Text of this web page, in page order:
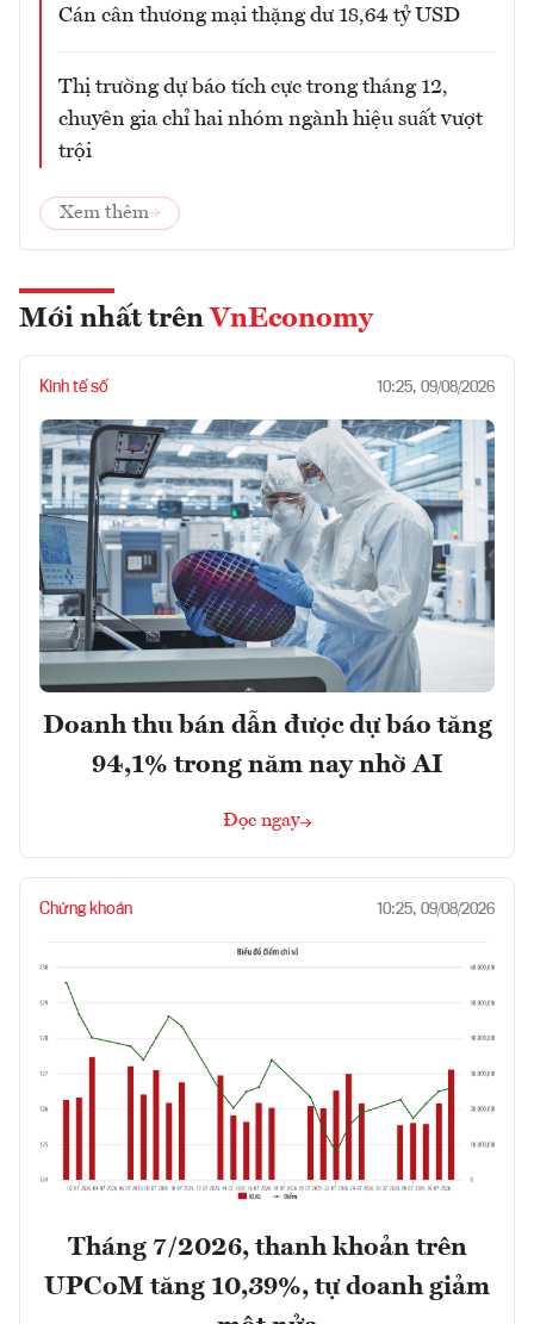
Cán cân thương mại thặng dư 18,64 tỷ USD
Thị trường dự báo tích cực trong tháng 12,
chuyên gia chỉ hai nhóm ngành hiệu suất vượt
trội
Xem thêm
Mới nhất trên VnEconomy
Kinh tế số 10:25, 09/08/2026
Doanh thu bán dẫn được dự báo tăng
94,1% trong năm nay nhờ AI
Đọc ngay
Chứng khoán 10:25, 09/08/2026
Tháng 7/2026, thanh khoản trên
UPCoM tăng 10,39%, tự doanh giảm